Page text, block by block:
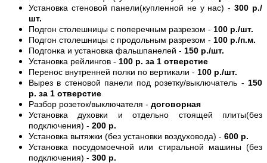
Установка стеновой панели(купленной не у нас) -300 р./
шт.
Подгон столешницы с поперечным разрезом - 100 р./шт.
Подгон столешницы с продольным разрезом - 100 р./п.м.
Подгонка и установка фальшпанелей - 150 р./шт.
Установка рейлингов - 100 р. за 1 отверстие
Перенос внутренней полки по вертикали - 100 р./шт.
Вырез в стеновой панели под розетку/выключатель - 150
р. за 1 отверстие
Разбор розеток/выключателя - договорная
Установка духовки и отдельно стоящей плиты(без
подключения) - 200 р.
Установка вытяжки (без установки воздуховода) - 600 р.
Установка посудомоечной или стиральной машины (без
подключения) - 300 р.